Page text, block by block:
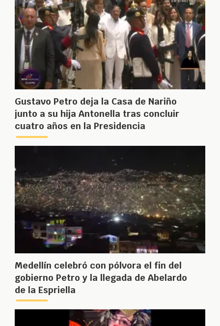
Gustavo Petro deja la Casa de Nariño
junto a su hija Antonella tras concluir
cuatro años en la Presidencia
Medellín celebró con pólvora el fin del
gobierno Petro y la llegada de Abelardo
de la Espriella